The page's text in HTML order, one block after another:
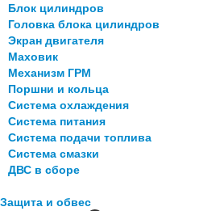
Блок цилиндров
Головка блока цилиндров
Экран двигателя
Маховик
Механизм ГРМ
Поршни и кольца
Система охлаждения
Система питания
Система подачи топлива
Система смазки
ДВС в сборе
Защита и обвес